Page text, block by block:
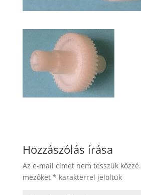
Hozzászólás írása
Az e-mail címet nem tesszük közzé.
mezőket * karakterrel jelöltük